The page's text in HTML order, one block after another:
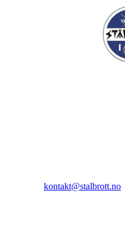
kontakt@stalbrott.no